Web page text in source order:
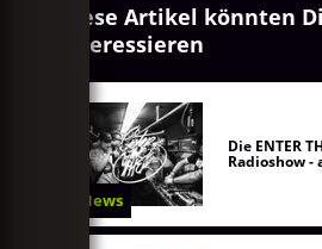
Diese Artikel könnten
interessieren
News
Die ENTER
Radioshow -